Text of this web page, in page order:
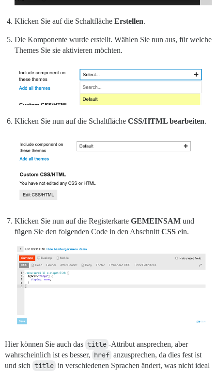
Klicken Sie auf die Schaltfläche Erstellen.
Die Komponente wurde erstellt. Wählen Sie nun aus, für welche
Themes Sie sie aktivieren möchten.
Klicken Sie nun auf die Schaltfläche CSS/HTML bearbeiten.
Klicken Sie nun auf die Registerkarte GEMEINSAM und
fügen Sie den folgenden Code in den Abschnitt CSS ein.
Hier können Sie auch das title -Attribut ansprechen, aber
wahrscheinlich ist es besser, href anzusprechen, da dies fest ist
und sich title in verschiedenen Sprachen ändert, was nicht ideal